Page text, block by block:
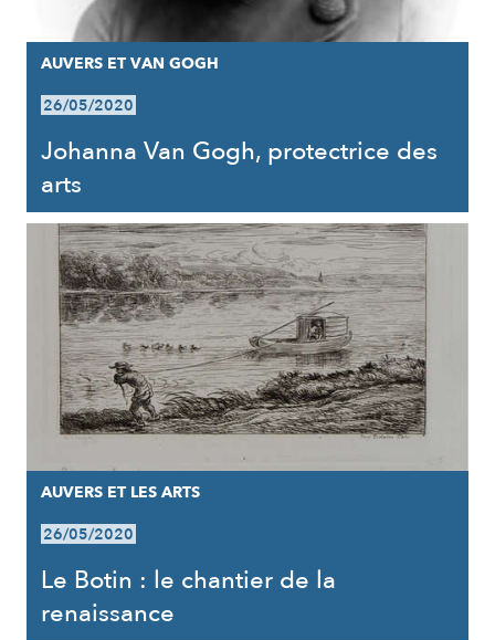
AUVERS ET VAN GOGH
26/05/2020
Johanna Van Gogh, protectrice des
arts
AUVERS ET LES ARTS
26/05/2020
Le Botin : le chantier de la
renaissance